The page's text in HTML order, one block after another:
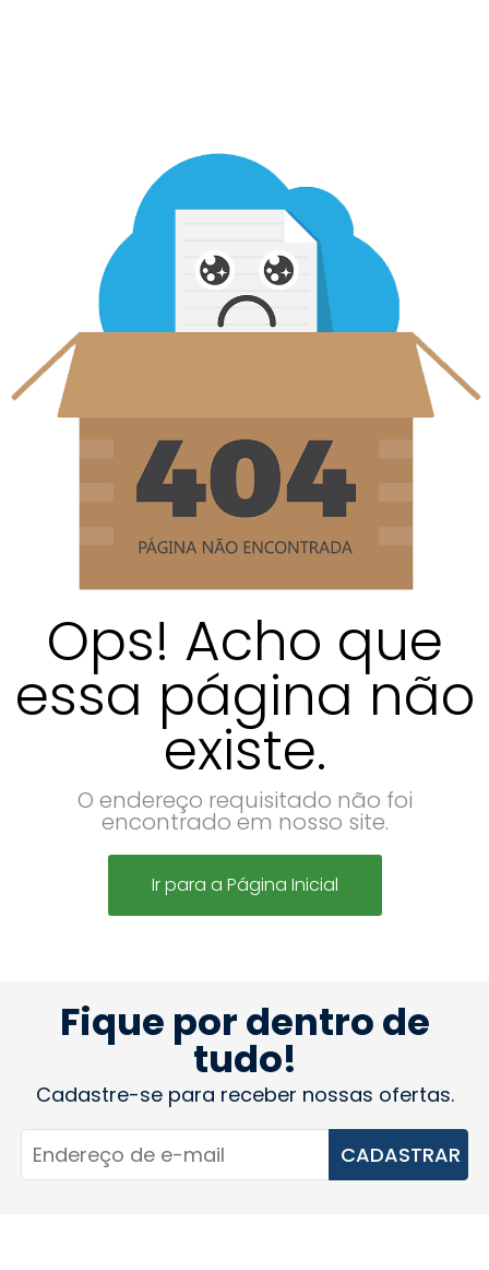
Ops! Acho que
essa página não
existe.
O endereço requisitado não foi
encontrado em nosso site.
Ir para a Página Inicial
Fique por dentro de
tudo!
Cadastre-se para receber nossas ofertas.
CADASTRAR